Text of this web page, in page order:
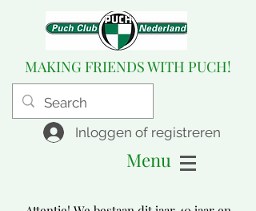
MAKING FRIENDS WITH PUCH!
Inloggen of registreren
Menu